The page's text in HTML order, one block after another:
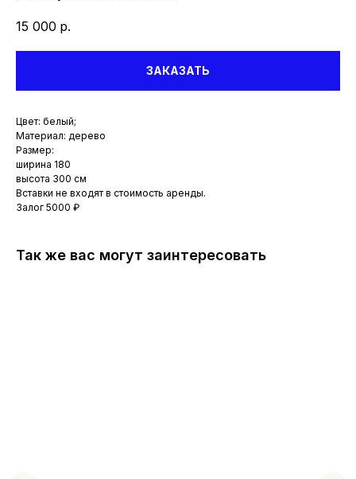
15 000 р.
ЗАКАЗАТЬ
Цвет: белый;
Материал: дерево
Размер:
ширина 180
высота 300 см
Вставки не входят в стоимость аренды.
Залог 5000 ₽
Так же вас могут заинтересовать